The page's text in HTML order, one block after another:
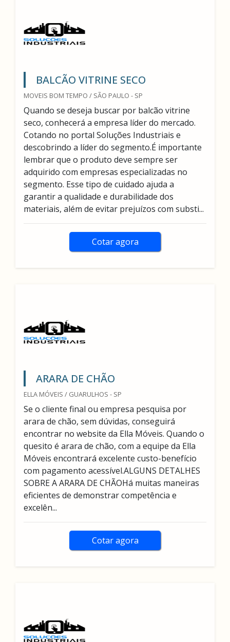
BALCÃO VITRINE SECO
MOVEIS BOM TEMPO / SÃO PAULO - SP
Quando se deseja buscar por balcão vitrine
seco, conhecerá a empresa líder do mercado.
Cotando no portal Soluções Industriais e
descobrindo a líder do segmento.É importante
lembrar que o produto deve sempre ser
adquirido com empresas especializadas no
segmento. Esse tipo de cuidado ajuda a
garantir a qualidade e durabilidade dos
materiais, além de evitar prejuízos com substi...
Cotar agora
ARARA DE CHÃO
ELLA MÓVEIS / GUARULHOS - SP
Se o cliente final ou empresa pesquisa por
arara de chão, sem dúvidas, conseguirá
encontrar no website da Ella Móveis. Quando o
quesito é arara de chão, com a equipe da Ella
Móveis encontrará excelente custo-benefício
com pagamento acessível.ALGUNS DETALHES
SOBRE A ARARA DE CHÃOHá muitas maneiras
eficientes de demonstrar competência e
excelên...
Cotar agora